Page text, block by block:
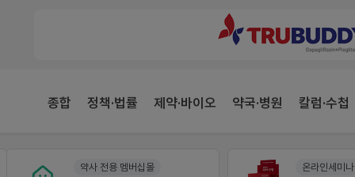
종합 정책·법률 제약·바이오 약국·병원 칼럼·수첩
약사 전용 멤버십몰 온라인세미나